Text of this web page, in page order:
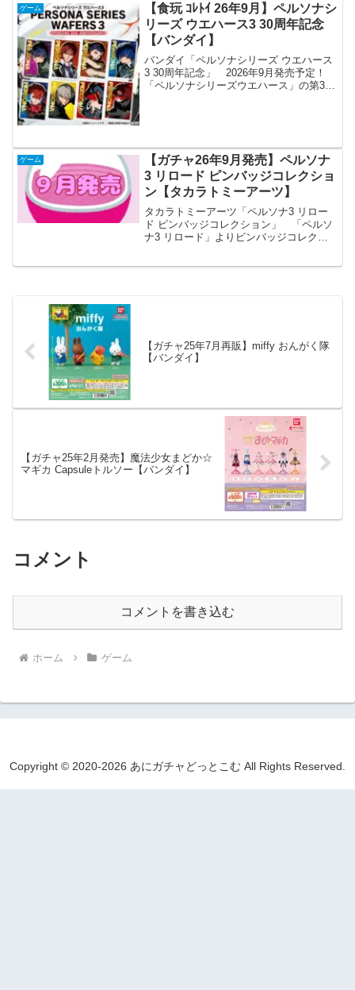
ゲーム
【食玩 ｺﾚﾄｲ 26年9月】ペルソナシ
リーズ ウエハース3 30周年記念
【バンダイ】
バンダイ「ペルソナシリーズ ウエハース
3 30周年記念」 2026年9月発売予定！
「ペルソナシリーズウエハース」の第3弾
ゲーム
【ガチャ26年9月発売】ペルソナ
3 リロード ピンバッジコレクショ
ン【タカラトミーアーツ】
タカラトミーアーツ「ペルソナ3 リロー
ド ピンバッジコレクション」 「ペルソ
ナ3 リロード」よりピンバッジコレクシ
【ガチャ25年7月再販】miffy おんがく隊
【バンダイ】
【ガチャ25年2月発売】魔法少女まどか☆
マギカ Capsuleトルソー【バンダイ】
コメント
コメントを書き込む
ホーム ゲーム
Copyright © 2020-2026 あにガチャどっとこむ All Rights Reserved.